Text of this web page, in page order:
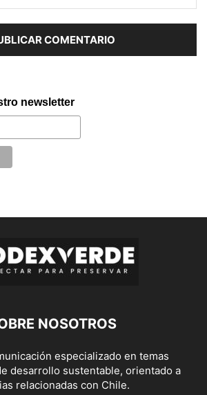
newsletter
NOSOTROS
especializado en temas
desarrollo sustentable, orientado a
relacionadas con Chile.